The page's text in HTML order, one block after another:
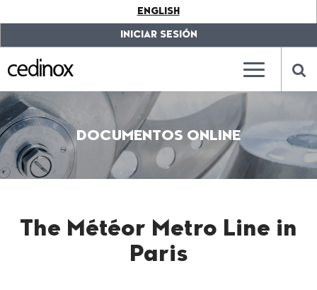
label.access.jump.content???
???
label.access.jump.header???
label.access.jump.footer???
???
label.access.jump.menu???
ENGLISH
INICIAR SESIÓN
???
???
DOCUMENTOS ONLINE
The Météor Metro Line in
Paris